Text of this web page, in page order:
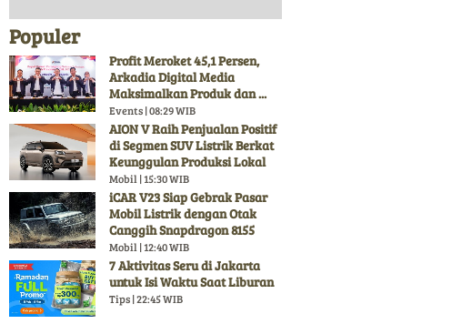
Populer
Profit Meroket 45,1 Persen,
Arkadia Digital Media
Maksimalkan Produk dan ...
Events | 08:29 WIB
AION V Raih Penjualan Positif
di Segmen SUV Listrik Berkat
Keunggulan Produksi Lokal
Mobil | 15:30 WIB
iCAR V23 Siap Gebrak Pasar
Mobil Listrik dengan Otak
Canggih Snapdragon 8155
Mobil | 12:40 WIB
7 Aktivitas Seru di Jakarta
untuk Isi Waktu Saat Liburan
Tips | 22:45 WIB